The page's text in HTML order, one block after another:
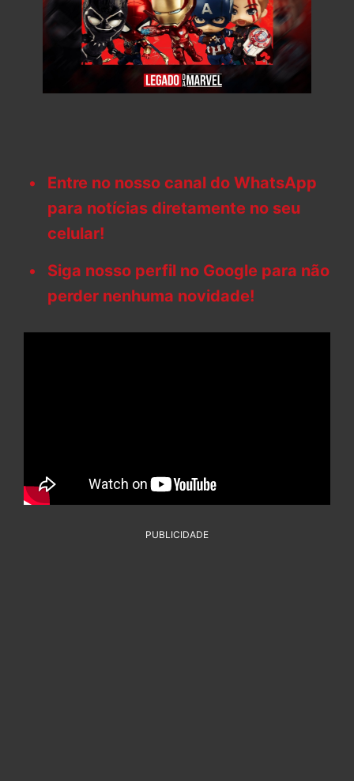
Entre no nosso canal do WhatsApp
para notícias diretamente no seu
celular!
Siga nosso perfil no Google para não
perder nenhuma novidade!
PUBLICIDADE